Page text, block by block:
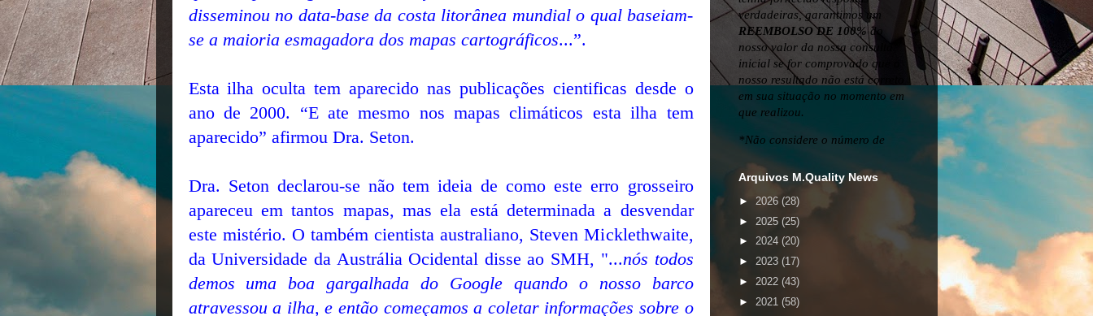
disseminou no data-base da costa litorânea mundial o qual baseiam-
se a maioria esmagadora dos mapas cartográficos...”.
Esta ilha oculta tem aparecido nas publicações cientificas desde o
ano de 2000. “E ate mesmo nos mapas climáticos esta ilha tem
aparecido” afirmou Dra. Seton.
Dra. Seton declarou-se não tem ideia de como este erro grosseiro
apareceu em tantos mapas, mas ela está determinada a desvendar
este mistério. O também cientista australiano, Steven Micklethwaite,
da Universidade da Austrália Ocidental disse ao SMH, "...nós todos
demos uma boa gargalhada do Google quando o nosso barco
atravessou a ilha, e então começamos a coletar informações sobre o
Arquivos M.Quality News
► 2026 (28)
► 2025 (25)
► 2024 (20)
► 2023 (17)
► 2022 (43)
► 2021 (58)